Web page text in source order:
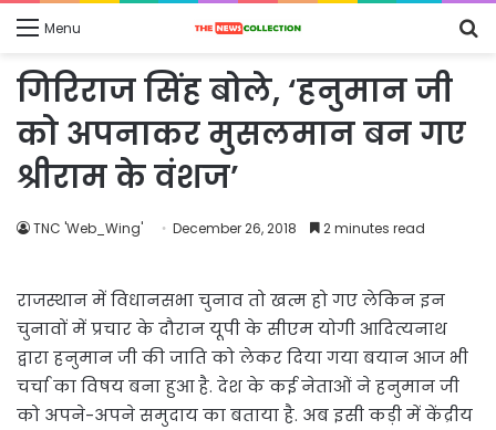
Menu
गिरिराज सिंह बोले, ‘हनुमान जी
को अपनाकर मुसलमान बन गए
श्रीराम के वंशज’
TNC 'Web_Wing' December 26, 2018 2 minutes read
राजस्थान में विधानसभा चुनाव तो खत्म हो गए लेकिन इन
चुनावों में प्रचार के दौरान यूपी के सीएम योगी आदित्यनाथ
द्वारा हनुमान जी की जाति को लेकर दिया गया बयान आज भी
चर्चा का विषय बना हुआ है. देश के कई नेताओं ने हनुमान जी
को अपने-अपने समुदाय का बताया है. अब इसी कड़ी में केंद्रीय